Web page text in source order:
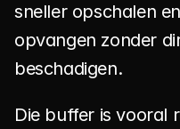
sneller opschalen
opvangen zonder
beschadigen.
Die buffer is vooral